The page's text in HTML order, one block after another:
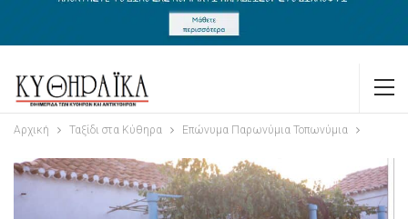
Αρχική Ταξίδι στα Κύθηρα Επώνυμα Παρωνύμια Τοπωνύμια